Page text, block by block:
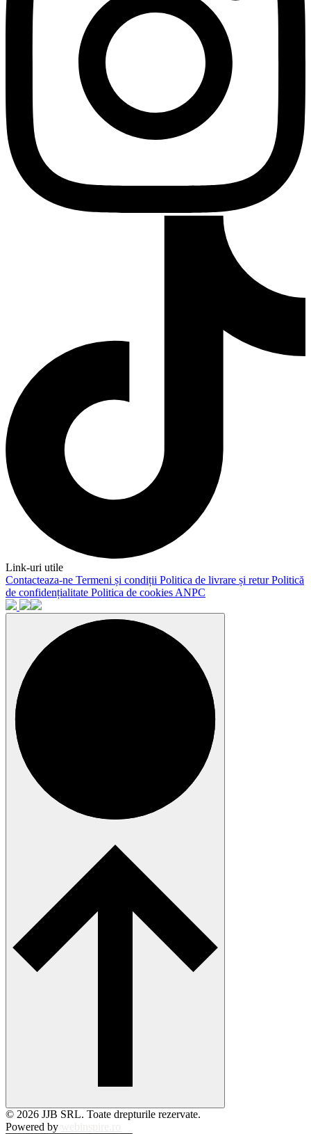
Link-uri utile
Contacteaza-ne Termeni și condiții Politica de livrare și returPolitică
de confidențialitate Politica de cookies ANPC
© 2026 JJB SRL. Toate drepturile rezervate.
Powered by